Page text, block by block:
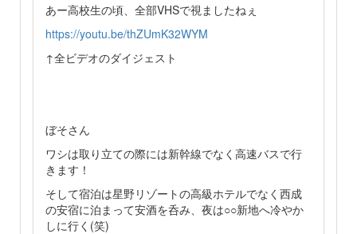
あー高校生の頃、全部VHSで視ましたねぇ
https://youtu.be/thZUmK32WYM
↑全ビデオのダイジェスト
ぼそさん
ワシは取り立ての際には新幹線でなく高速バスで行
きます！
そして宿泊は星野リゾートの高級ホテルでなく西成
の安宿に泊まって安酒を呑み、夜は○○新地へ冷やか
しに行く(笑)